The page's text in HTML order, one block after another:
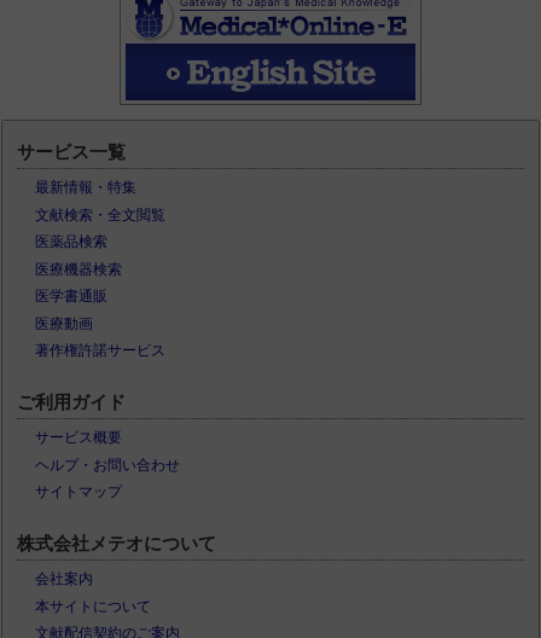
サービス一覧
最新情報・特集
文献検索・全文閲覧
医薬品検索
医療機器検索
医学書通販
医療動画
著作権許諾サービス
ご利用ガイド
サービス概要
ヘルプ・お問い合わせ
サイトマップ
株式会社メテオについて
会社案内
本サイトについて
文献配信契約のご案内